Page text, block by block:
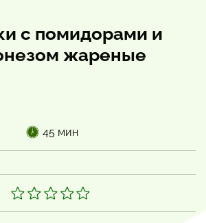
с помидорами и
жареные
45 мин